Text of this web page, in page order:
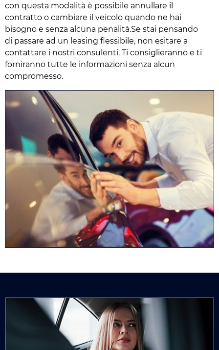
con questa modalità è possibile annullare il
contratto o cambiare il veicolo quando ne hai
bisogno e senza alcuna penalità.Se stai pensando
di passare ad un leasing flessibile, non esitare a
contattare i nostri consulenti. Ti consiglieranno e ti
forniranno tutte le informazioni senza alcun
compromesso.